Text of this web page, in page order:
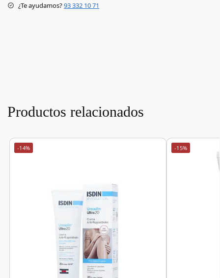
¿Te ayudamos?93 332 10 71
Productos relacionados
-14% -15%